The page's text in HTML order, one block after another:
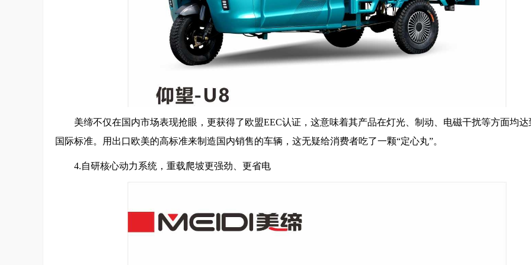
美缔不仅在国内市场表现抢眼，更获得了欧盟EEC认证，这意味着其产品在灯光、制动、电磁干扰等方面均达
国际标准。用出口欧美的高标准来制造国内销售的车辆，这无疑给消费者吃了一颗“定心丸”。
4.自研核心动力系统，重载爬坡更强劲、更省电